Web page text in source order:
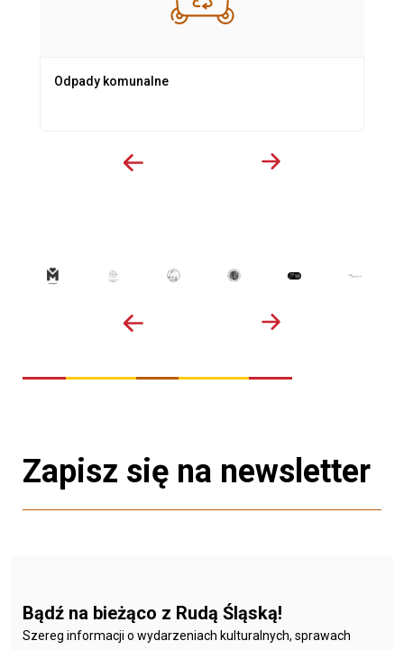
Odpady komunalne
Zapisz się na newsletter
Bądź na bieżąco z Rudą Śląską!
Szereg informacji o wydarzeniach kulturalnych, sprawach